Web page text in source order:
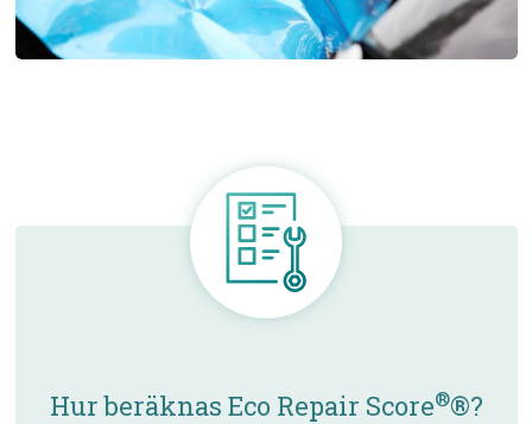
Hur beräknas Eco Repair Score®®?